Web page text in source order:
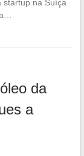
startup na Suíça
da
a